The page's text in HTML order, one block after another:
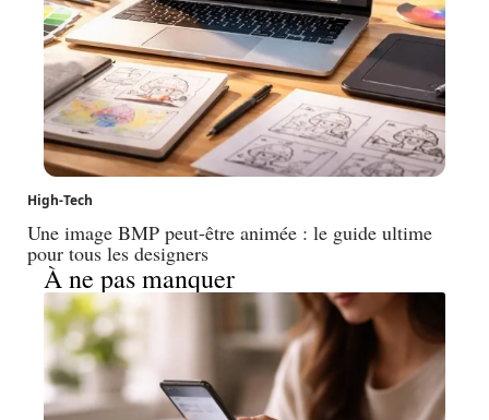
High-Tech
Une image BMP peut-être animée : le guide ultime
pour tous les designers
À ne pas manquer